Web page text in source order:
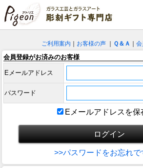
ご利用案内 お客様の声 Ｑ＆Ａ 会
会員登録がお済みのお客様
Eメールアドレス
パスワード
Eメールアドレスを保
>>パスワードをお忘れで